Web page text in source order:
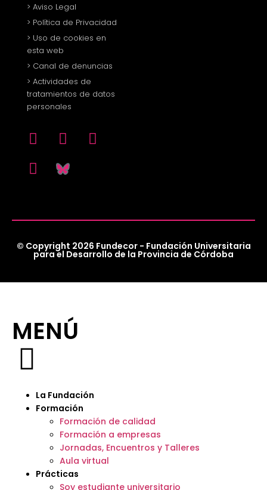
> Aviso Legal
> Política de Privacidad
> Uso de cookies en
esta web
> Canal de denuncias
> Actividades de
tratamientos de datos
personales
© Copyright 2026 Fundecor - Fundación Universitaria
para el Desarrollo de la Provincia de Córdoba
MENÚ
La Fundación
Formación
Formación de calidad
Formación a empresas
Jornadas, Encuentros y Talleres
Aula virtual
Prácticas
Soy estudiante universitario